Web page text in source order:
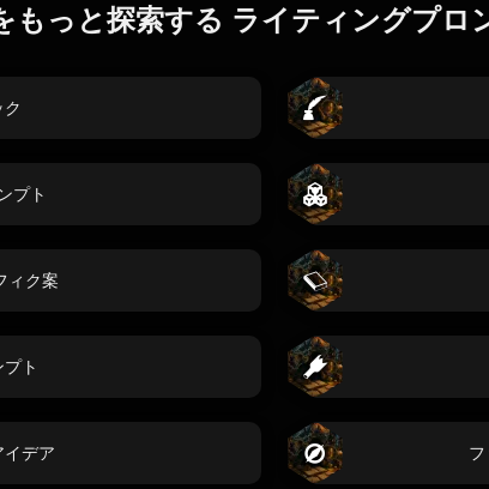
もっと探索する ライティングプロ
ク
プト
ィク案
ト
デア